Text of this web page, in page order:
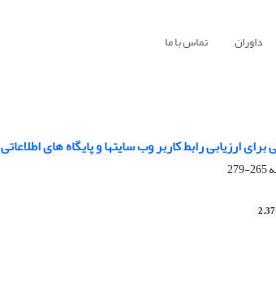
داوران تماس با ما
ارزیابی رابط کاربر وب سایتها و پایگاه های اطلاعاتی
265-279